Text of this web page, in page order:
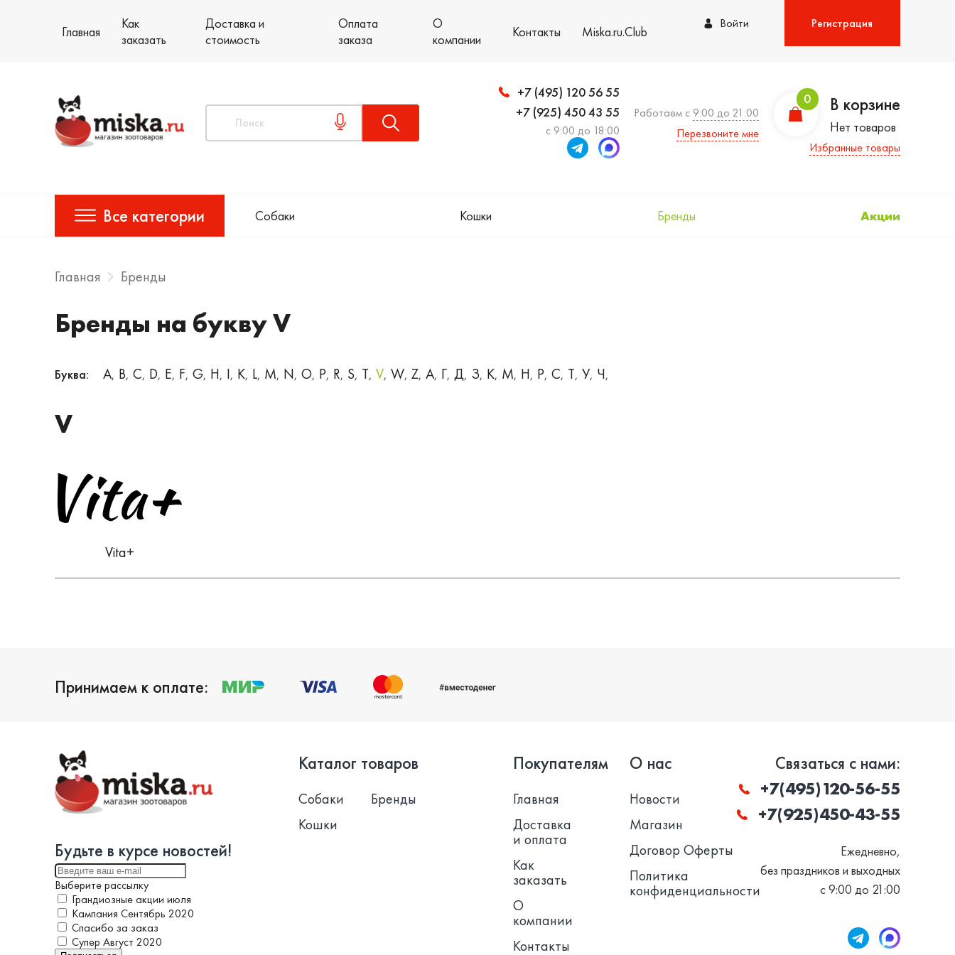
Главная
Как
заказать
Доставка и
стоимость
Оплата
заказа
О
компании
Контакты Miska.ru.Club Войти Регистрация
+7 (495) 120 56 55
+7 (925) 450 43 55
с 9:00 до 18:00
Работаем с 9:00 до 21:00
Перезвоните мне
0 В корзине
Нет товаров
Избранные товары
Все категории Собаки Кошки Бренды Акции
Главная Бренды
Бренды на букву V
Буква: A, B, C, D, E, F, G, H, I, K, L, M, N, O, P, R, S, T, V, W, Z, А, Г, Д, З, К, М, Н, Р, С, Т, У, Ч,
V
Vita+
Принимаем к оплате:
Будьте в курсе новостей!
Выберите рассылку
Грандиозные акции июля
Кампания Сентябрь 2020
Спасибо за заказ
Супер Август 2020
Каталог товаров
Собаки
Кошки
Бренды
Покупателям
Главная
Доставка
и оплата
Как
заказать
О
компании
Контакты
О нас
Новости
Магазин
Договор Оферты
Политика
конфиденциальности
Связаться с нами:
+7(495)120-56-55
+7(925)450-43-55
Ежедневно,
без праздников и выходных
с 9:00 до 21:00